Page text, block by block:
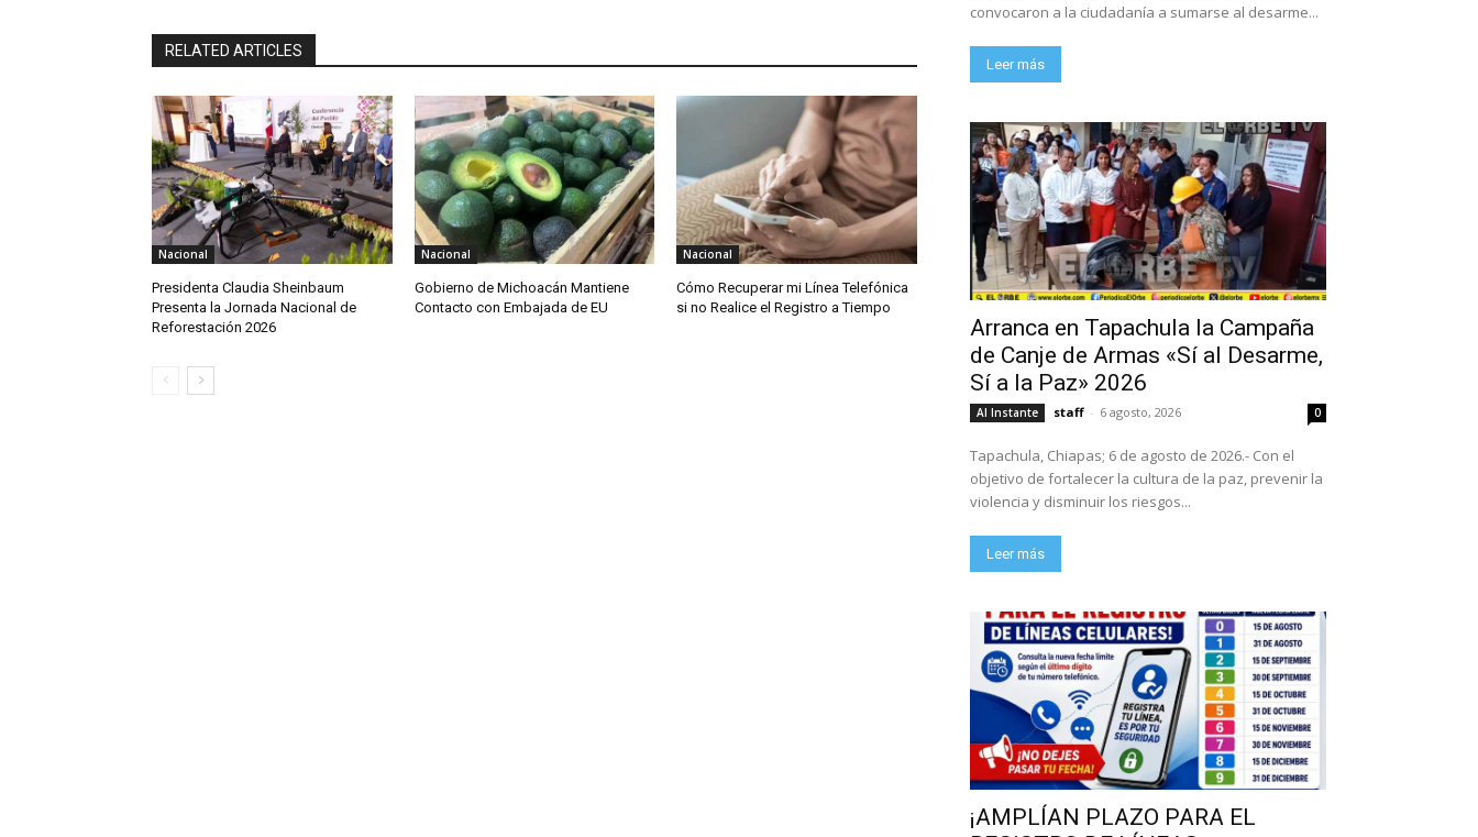
RELATED ARTICLES
Nacional
Presidenta Claudia Sheinbaum
Presenta la Jornada Nacional de
Reforestación 2026
Nacional
Gobierno de Michoacán Mantiene
Contacto con Embajada de EU
Nacional
Cómo Recuperar mi Línea Telefónica
si no Realice el Registro a Tiempo
convocaron a la ciudadanía a sumarse al desarme...
Leer más
Arranca en Tapachula la Campaña
de Canje de Armas «Sí al Desarme,
Sí a la Paz» 2026
Al Instante staff - 6 agosto, 2026 0
Tapachula, Chiapas; 6 de agosto de 2026.- Con el
objetivo de fortalecer la cultura de la paz, prevenir la
violencia y disminuir los riesgos...
Leer más
¡AMPLÍAN PLAZO PARA EL